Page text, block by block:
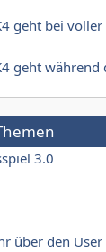
geht bei
geht
3.0
über den User